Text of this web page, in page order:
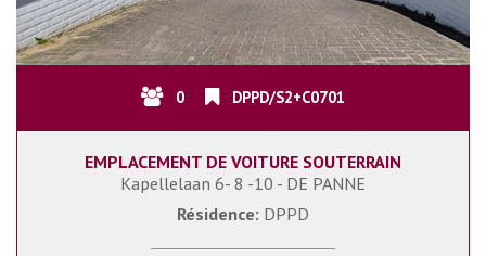
0 DPPD/S2+C0701
EMPLACEMENT DE VOITURE SOUTERRAIN
Kapellelaan 6- 8 -10 - DE PANNE
Résidence: DPPD